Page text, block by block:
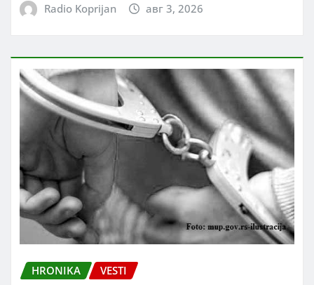
Radio Koprijan авг 3, 2026
HRONIKA VESTI